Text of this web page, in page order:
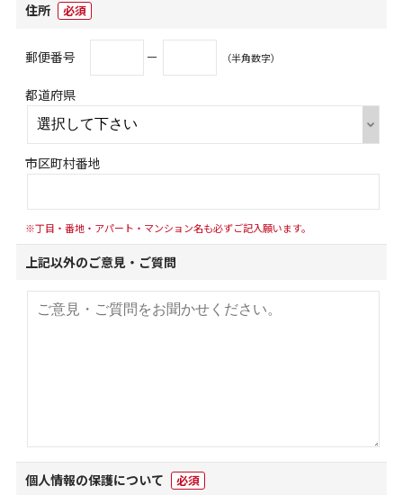
住所 必須
郵便番号 － （半角数字）
都道府県
市区町村番地
※丁目・番地・アパート・マンション名も必ずご記入願います。
上記以外のご意見・ご質問
個人情報の保護について 必須